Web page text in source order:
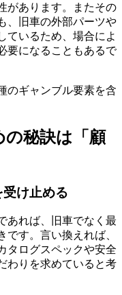
があります。またその
、旧車の外部パーツや
ているため、場合によ
要になることもあるで
のギャンブル要素を含
の秘訣は「顧
け止める
あれば、旧車でなく最
す。言い換えれば、
タログスペックや安全
わりを求めていると考